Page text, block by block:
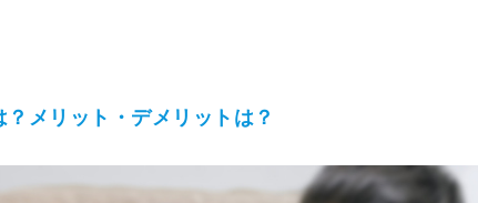
メリット・デメリットは？